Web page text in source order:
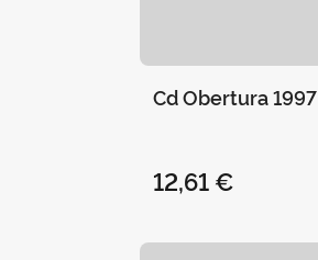
Cd Obertura 1997
12,61 €